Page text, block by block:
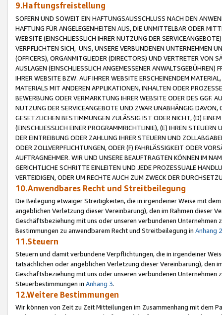
9.Haftungsfreistellung
SOFERN UND SOWEIT EIN HAFTUNGSAUSSCHLUSS NACH DEN
HAFTUNG FÜR ANGELEGENHEITEN AUS, DIE UNMITTELBAR ODER
WEBSITE (EINSCHLIESSLICH IHRER NUTZUNG DER
VERPFLICHTEN SICH, UNS, UNSERE VERBUNDENEN UNTERNEHMEN
(OFFICERS), ORGANMITGLIEDER (DIRECTORS) UND VERTRETER VON
AUSLAGEN (EINSCHLIESSLICH ANGEMESSENER
IHRER WEBSITE BZW. AUF IHRER WEBSITE ERSCHEINENDEM
MATERIALS MIT ANDEREN APPLIKATIONEN, INHALTEN ODER
BEWERBUNG ODER VERMARKTUNG IHRER WEBSITE ODER DES GGF.
NUTZUNG DER SERVICEANGEBOTE UND ZWAR UNABHÄNGIG
GESETZLICHEN BESTIMMUNGEN ZULÄSSIG IST ODER NICHT, (D)
(EINSCHLIESSLICH EINER PROGRAMMRICHTLINIE), (E) IHREN
DER EINTREIBUNG ODER ZAHLUNG IHRER STEUERN UND
ODER ZOLLVERPFLICHTUNGEN, ODER (F) FAHRLÄSSIGKEIT ODER
AUFTRAGNEHMER. WIR UND UNSERE BEAUFTRAGTEN KÖNNEN IM
GERICHTLICHE SCHRITTE EINLEITEN UND JEDE PROZESSUALE
VERTEIDIGEN, ODER UM RECHTE AUCH ZUM ZWECK DER
10.Anwendbares Recht und Streitbeilegung
Die Beilegung etwaiger Streitigkeiten, die in irgendeiner Weise mit
angeblichen Verletzung dieser Vereinbarung), den im Rahmen dieser
Geschäftsbeziehung mit uns oder unseren verbundenen
Bestimmungen zu anwendbarem Recht und Streitbeilegung in Anhang 2
11.Steuern
Steuern und damit verbundene Verpflichtungen, die in irgendeiner
tatsächlichen oder angeblichen Verletzung dieser Vereinbarung), den
Geschäftsbeziehung mit uns oder unseren verbundenen
Steuerbestimmungen in Anhang 3.
12.Weitere Bestimmungen
Wir können von Zeit zu Zeit Mitteilungen im Zusammenhang mit dem